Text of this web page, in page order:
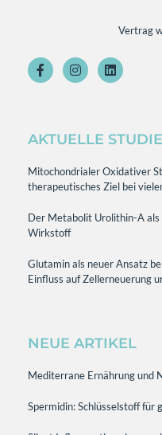
Vertrag
AKTUELLE
Mitochondrialer Oxidativer
therapeutisches Ziel bei
Der Metabolit Urolithin-A
Wirkstoff
Glutamin als neuer Ansatz
Einfluss auf Zellerneuerung
NEUE ARTIKEL
Mediterrane Ernährung und
Spermidin: Schlüsselstoff für